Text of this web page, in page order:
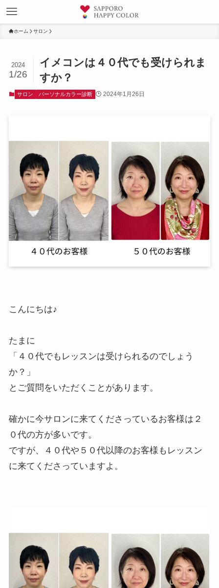
ホーム サロン
イメコンは４０代でも受けられま
すか？
2024
1/26
サロン パーソナルカラー診断 2024年1月26日
こんにちは♪
たまに
「４０代でもレッスンは受けられるのでしょう
か？」
とご質問をいただくことがあります。
確かに今サロンに来てくださっているお客様は２
０代の方が多いです。
ですが、４０代や５０代以降のお客様もレッスン
に来てくださっていますよ。